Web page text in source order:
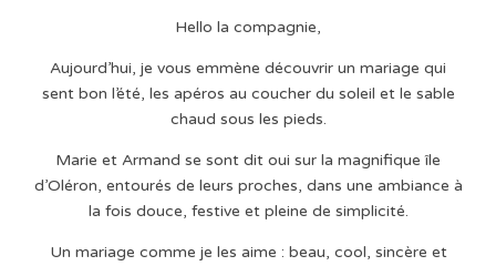
Hello la compagnie,
Aujourd’hui, je vous emmène découvrir un mariage qui
sent bon l’été, les apéros au coucher du soleil et le sable
chaud sous les pieds.
Marie et Armand se sont dit oui sur la magnifique île
d’Oléron, entourés de leurs proches, dans une ambiance à
la fois douce, festive et pleine de simplicité.
Un mariage comme je les aime : beau, cool, sincère et